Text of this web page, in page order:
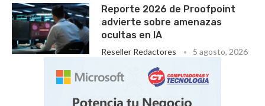
Reporte 2026 de Proofpoint
advierte sobre amenazas
ocultas en IA
Reseller Redactores 5 agosto, 2026